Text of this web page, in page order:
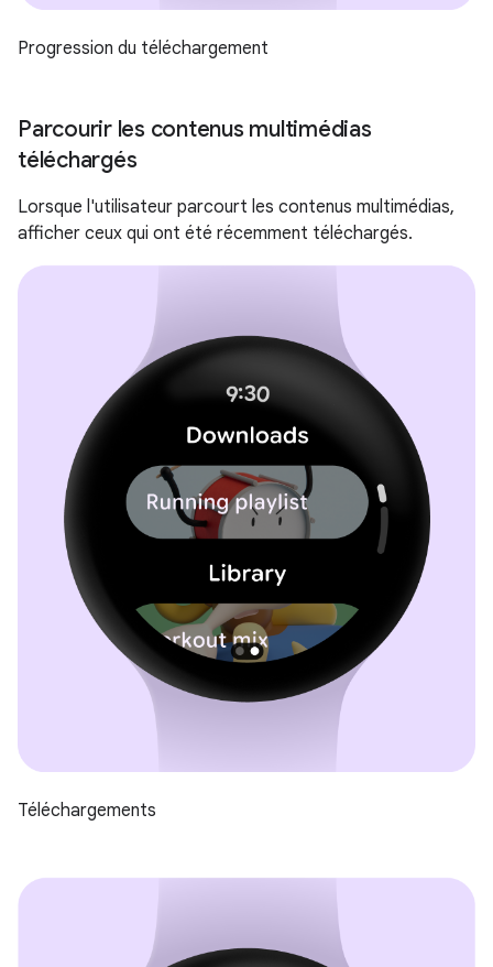
Progression du téléchargement
Parcourir les contenus multimédias
téléchargés
Lorsque l'utilisateur parcourt les contenus multimédias,
afficher ceux qui ont été récemment téléchargés.
Téléchargements